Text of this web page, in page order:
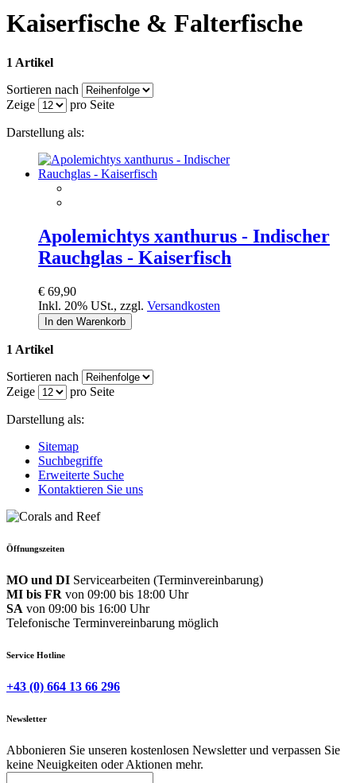
Kaiserfische & Falterfische
1 Artikel
Sortieren nach
Zeige
pro Seite
Darstellung als:
Apolemichtys xanthurus - Indischer
Rauchglas - Kaiserfisch
€ 69,90
Inkl. 20% USt., zzgl. Versandkosten
In den Warenkorb
1 Artikel
Sortieren nach
Zeige
pro Seite
Darstellung als:
Sitemap
Suchbegriffe
Erweiterte Suche
Kontaktieren Sie uns
Öffnungszeiten
MO und DI Servicearbeiten (Terminvereinbarung)
MI bis FR von 09:00 bis 18:00 Uhr
SA von 09:00 bis 16:00 Uhr
Telefonische Terminvereinbarung möglich
Service Hotline
+43 (0) 664 13 66 296
Newsletter
Abbonieren Sie unseren kostenlosen Newsletter und verpassen Sie
keine Neuigkeiten oder Aktionen mehr.